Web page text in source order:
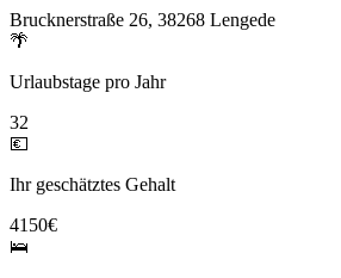
Brucknerstraße 26, 38268 Lengede
🌴
Urlaubstage pro Jahr
32
💶
Ihr geschätztes Gehalt
4150€
🛌